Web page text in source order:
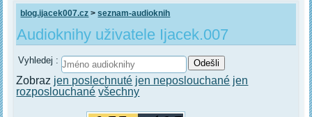
blog.ijacek007.cz >seznam-audioknih
Audioknihy uživatele Ijacek.007
Vyhledej :
Zobraz jen poslechnuté jen neposlouchané jen
rozposlouchané všechny